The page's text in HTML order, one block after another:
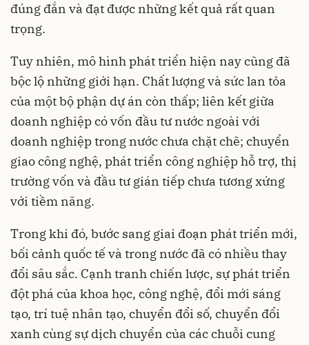
đúng đắn và đạt được những kết quả rất quan
trọng.
Tuy nhiên, mô hình phát triển hiện nay cũng đã
bộc lộ những giới hạn. Chất lượng và sức lan tỏa
của một bộ phận dự án còn thấp; liên kết giữa
doanh nghiệp có vốn đầu tư nước ngoài với
doanh nghiệp trong nước chưa chặt chẽ; chuyển
giao công nghệ, phát triển công nghiệp hỗ trợ, thị
trường vốn và đầu tư gián tiếp chưa tương xứng
với tiềm năng.
Trong khi đó, bước sang giai đoạn phát triển mới,
bối cảnh quốc tế và trong nước đã có nhiều thay
đổi sâu sắc. Cạnh tranh chiến lược, sự phát triển
đột phá của khoa học, công nghệ, đổi mới sáng
tạo, trí tuệ nhân tạo, chuyển đổi số, chuyển đổi
xanh cùng sự dịch chuyển của các chuỗi cung